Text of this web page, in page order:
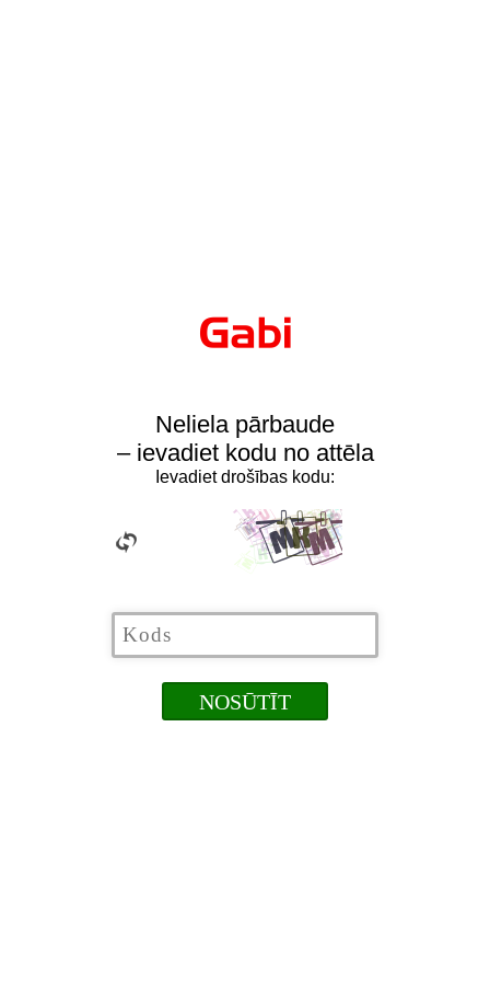
Neliela pārbaude
– ievadiet kodu no attēla
Ievadiet drošības kodu: